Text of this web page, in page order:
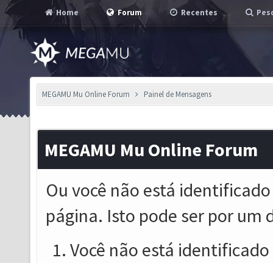
Home Forum Recentes
MEGAMU Mu Online Forum Painel de Mensagens
MEGAMU Mu Online Forum
Ou você não está
página. Isto pode ser por um
Você não está